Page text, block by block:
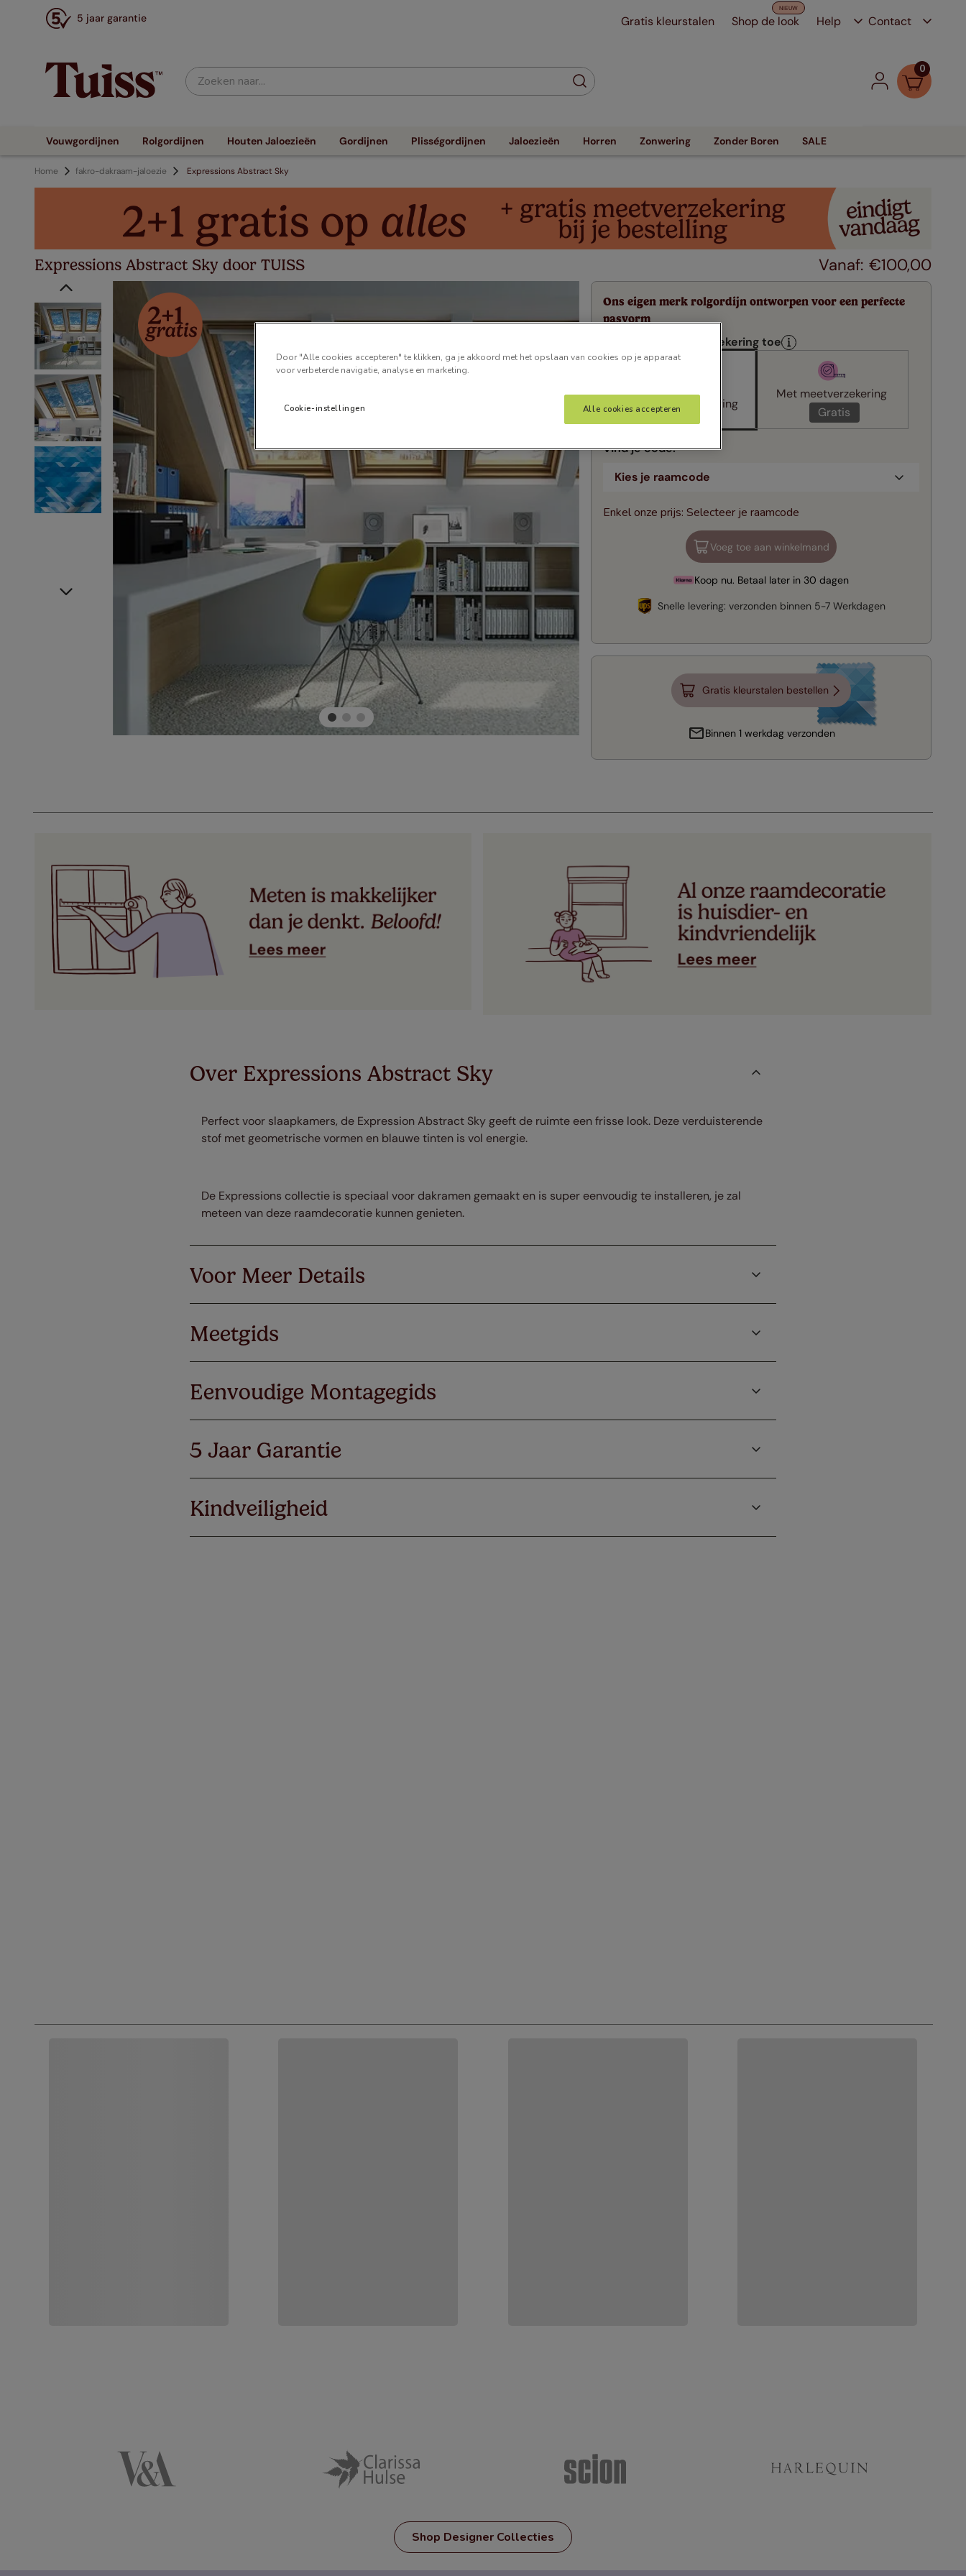
5 jaar garantie Gratis kleurstalen Shop de look Help Contact
Zoeken naar... 0
Vouwgordijnen Rolgordijnen Houten Jaloezieën Gordijnen Plisségordijnen Jaloezieën Horren Zonwering Zonder Boren SALE
Home fakro-dakraam-jaloezie Expressions Abstract Sky
Expressions Abstract Sky door TUISS €100,00
Ons eigen merk rolgordijn ontworpen voor een perfecte
pasvorm
Voeg onze meetverzekering toe
Geen meetverzekering
Met meetverzekering
Gratis
Vind je code:
Kies je raamcode
Enkel onze prijs: Selecteer je raamcode
Voeg toe aan winkelmand
Koop nu. Betaal later in 30 dagen
Snelle levering: verzonden binnen 5-7 Werkdagen
Gratis kleurstalen bestellen
Binnen 1 werkdag verzonden
Over Expressions Abstract Sky
Perfect voor slaapkamers, de Expression Abstract Sky geeft de ruimte een frisse look. Deze verduisterende
stof met geometrische vormen en blauwe tinten is vol energie.
De Expressions collectie is speciaal voor dakramen gemaakt en is super eenvoudig te installeren, je zal
meteen van deze raamdecoratie kunnen genieten.
Voor Meer Details
Meetgids
Eenvoudige Montagegids
5 Jaar Garantie
Kindveiligheid
Shop Designer Collecties
Door "Alle cookies accepteren" te klikken, ga je akkoord met het opslaan van cookies op je apparaat
voor verbeterde navigatie, analyse en marketing.
Cookie-instellingen Alle cookies accepteren